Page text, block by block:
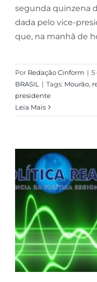
segunda quinzena
dada pelo vice-
que, na manhã de
Por Redação Cinform | 5
BRASIL
| Tags: Mourão,
presidente
Leia Mais